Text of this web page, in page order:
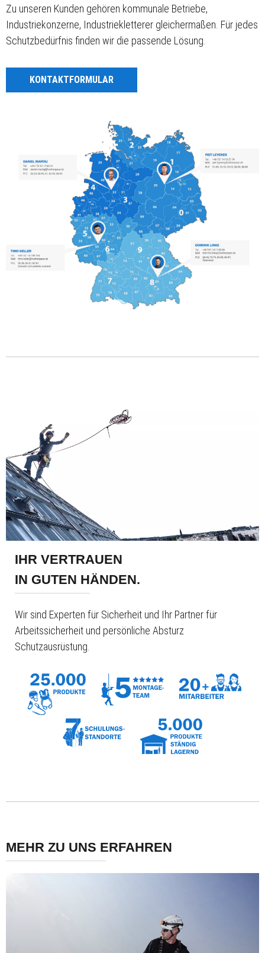
Zu unseren Kunden gehören kommunale Betriebe,
Industriekonzerne, Industriekletterer gleichermaßen. Für jedes
Schutzbedürfnis finden wir die passende Lösung.
KONTAKTFORMULAR
IHR VERTRAUEN
IN GUTEN HÄNDEN.
Wir sind Experten für Sicherheit und Ihr Partner für
Arbeitssicherheit und persönliche Absturz
Schutzausrüstung.
MEHR ZU UNS ERFAHREN